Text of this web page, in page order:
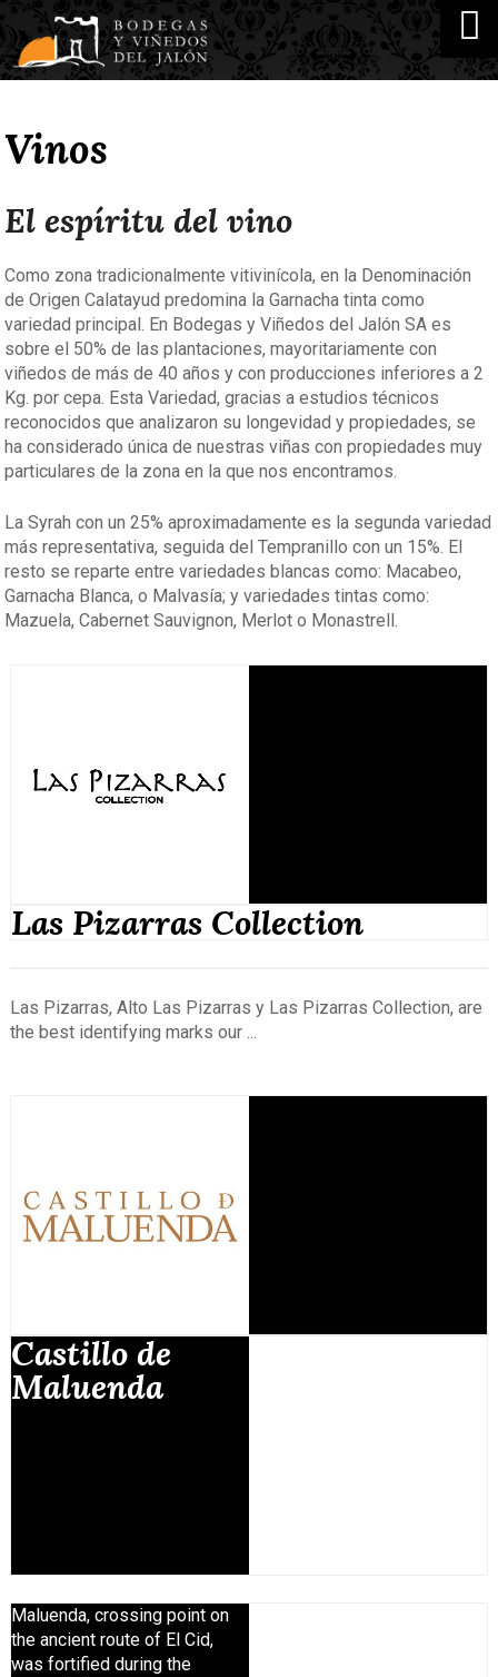
Vinos
El espíritu del vino
Como zona tradicionalmente vitivinícola, en la Denominación
de Origen Calatayud predomina la Garnacha tinta como
variedad principal. En Bodegas y Viñedos del Jalón SA es
sobre el 50% de las plantaciones, mayoritariamente con
viñedos de más de 40 años y con producciones inferiores a 2
Kg. por cepa. Esta Variedad, gracias a estudios técnicos
reconocidos que analizaron su longevidad y propiedades, se
ha considerado única de nuestras viñas con propiedades muy
particulares de la zona en la que nos encontramos.
La Syrah con un 25% aproximadamente es la segunda variedad
más representativa, seguida del Tempranillo con un 15%. El
resto se reparte entre variedades blancas como: Macabeo,
Garnacha Blanca, o Malvasía; y variedades tintas como:
Mazuela, Cabernet Sauvignon, Merlot o Monastrell.
Las Pizarras Collection
Las Pizarras, Alto Las Pizarras y Las Pizarras Collection, are
the best identifying marks our ...
Castillo de
Maluenda
Maluenda, crossing point on
the ancient route of El Cid,
was fortified during the